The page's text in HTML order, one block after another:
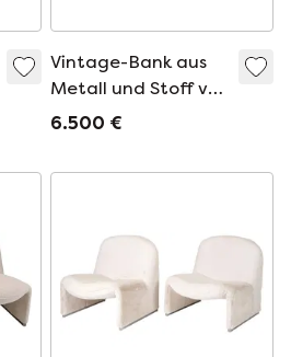
Vintage-Bank aus
Metall und Stoff von
Giancarlo Piretti für
Italien 1970
6.500 €